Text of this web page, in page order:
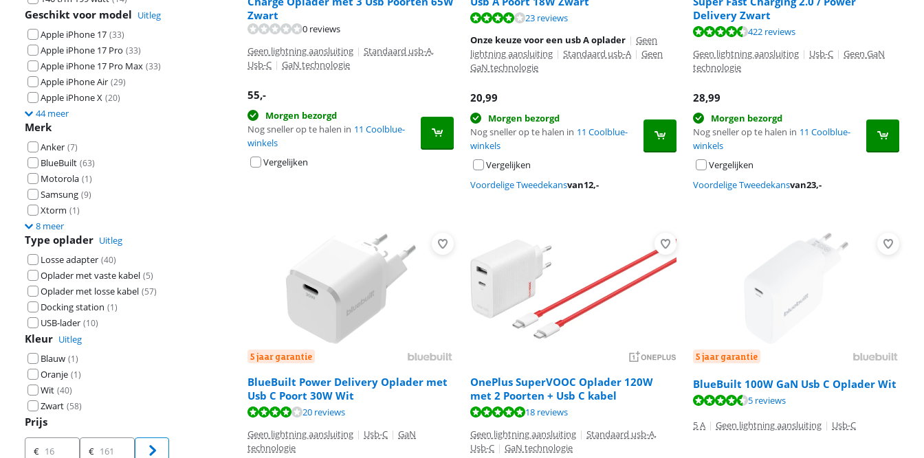
Geschikt voor model Uitleg
Apple iPhone 17 (33)
Apple iPhone 17 Pro (33)
Apple iPhone 17 Pro Max (33)
Apple iPhone Air (29)
Apple iPhone X (20)
44 meer
Merk
Anker (7)
BlueBuilt (63)
Motorola (1)
Samsung (9)
Xtorm (1)
8 meer
Type oplader Uitleg
Losse adapter (40)
Oplader met vaste kabel (5)
Oplader met losse kabel (57)
Docking station (1)
USB-lader (10)
Kleur Uitleg
Blauw (1)
Oranje (1)
Wit (40)
Zwart (58)
Prijs
Prijs
€ €
Zwart
0 reviews
Geen lightning aansluiting | Standaard usb-A,
Usb-C | GaN technologie
55,-
Morgen bezorgd
Nog sneller op te halen in 11 Coolblue-
winkels
Vergelijken
Beoordeling is 8,2 van de 10, gebaseerd op 23 reviews.
23 reviews
Onze keuze voor een usb A oplader | Geen
lightning aansluiting | Standaard usb-A | Geen
GaN technologie
20,99
Morgen bezorgd
Nog sneller op te halen in 11 Coolblue-
winkels
Vergelijken
Voordelige Tweedekansvan12,-
Delivery Zwart
Beoordeling is 8,7 van de 10, gebaseerd op 422 reviews.
422 reviews
Geen lightning aansluiting | Usb-C | Geen GaN
technologie
28,99
Morgen bezorgd
Nog sneller op te halen in 11 Coolblue-
winkels
Vergelijken
Voordelige Tweedekansvan23,-
5 jaar garantie
BlueBuilt Power Delivery Oplader met
Usb C Poort 30W Wit
Beoordeling is 8,2 van de 10, gebaseerd op 20 reviews.
20 reviews
Geen lightning aansluiting | Usb-C | GaN
technologie
OnePlus SuperVOOC Oplader 120W
met 2 Poorten + Usb C kabel
Beoordeling is 9,6 van de 10, gebaseerd op 18 reviews.
18 reviews
Geen lightning aansluiting | Standaard usb-A,
Usb-C | GaN technologie
5 jaar garantie
BlueBuilt 100W GaN Usb C Oplader Wit
Beoordeling is 9,0 van de 10, gebaseerd op 5 reviews.
5 reviews
5 A | Geen lightning aansluiting | Usb-C